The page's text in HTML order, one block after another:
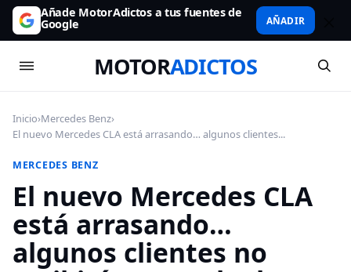
Añade MotorAdictos a tus fuentes de
Google AÑADIR
MOTORADICTOS
Inicio›Mercedes Benz›
El nuevo Mercedes CLA está arrasando… algunos clientes...
MERCEDES BENZ
El nuevo Mercedes CLA
está arrasando…
algunos clientes no